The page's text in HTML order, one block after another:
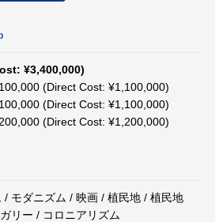
¥3,400,000)
(Direct Cost: ¥1,100,000)
(Direct Cost: ¥1,100,000)
(Direct Cost: ¥1,200,000)
/ モダニズム / 映画 / 植民地 / 植民地
リー / コロニアリズム